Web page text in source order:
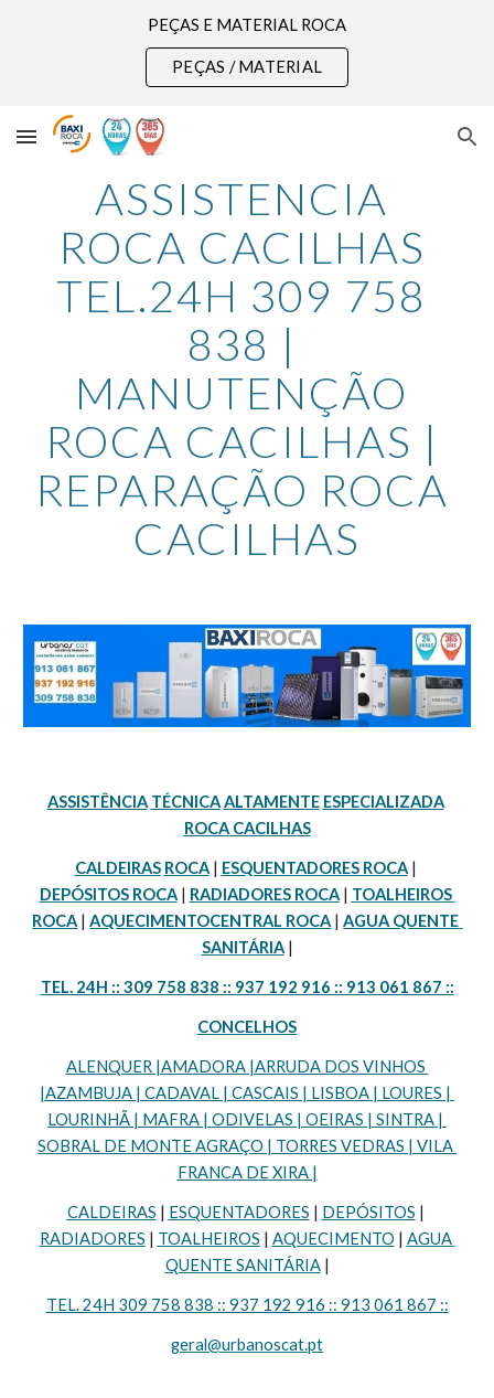
Skip to main content
PEÇAS E MATERIAL ROCA
PEÇAS / MATERIAL
ASSISTENCIA
ROCA CACILHAS
TEL.24H 309 758
838 |
MANUTENÇÃO
ROCA CACILHAS |
REPARAÇÃO ROCA
CACILHAS
ASSISTÊNCIA TÉCNICA ALTAMENTE ESPECIALIZADA
ROCA CACILHAS
CALDEIRAS ROCA | ESQUENTADORES ROCA
DEPÓSITOS ROCA | RADIADORES ROCA | TOALHEIROS
ROCA | AQUECIMENTOCENTRAL ROCA | AGUA QUENTE
SANITÁRIA |
TEL. 24H :: 309 758 838 :: 937 192 916 :: 913 061 867 ::
CONCELHOS
ALENQUER |AMADORA |ARRUDA DOS VINHOS
|AZAMBUJA | CADAVAL | CASCAIS | LISBOA | LOURES |
LOURINHÃ | MAFRA | ODIVELAS | OEIRAS | SINTRA |
SOBRAL DE MONTE AGRAÇO | TORRES VEDRAS | VILA
FRANCA DE XIRA |
CALDEIRAS | ESQUENTADORES | DEPÓSITOS
RADIADORES | TOALHEIROS | AQUECIMENTO | AGUA
QUENTE SANITÁRIA |
TEL. 24H 309 758 838 :: 937 192 916 :: 913 061 867 ::
geral@urbanoscat.pt